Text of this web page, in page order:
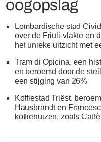
oogopslag
Lombardische stad
over de Friuli-vlakte en
het unieke uitzicht met
Tram di Opicina, een
en beroemd door de
een stijging van 26%
Koffiestad Triëst.
Hausbrandt en
koffiehuizen, zoals